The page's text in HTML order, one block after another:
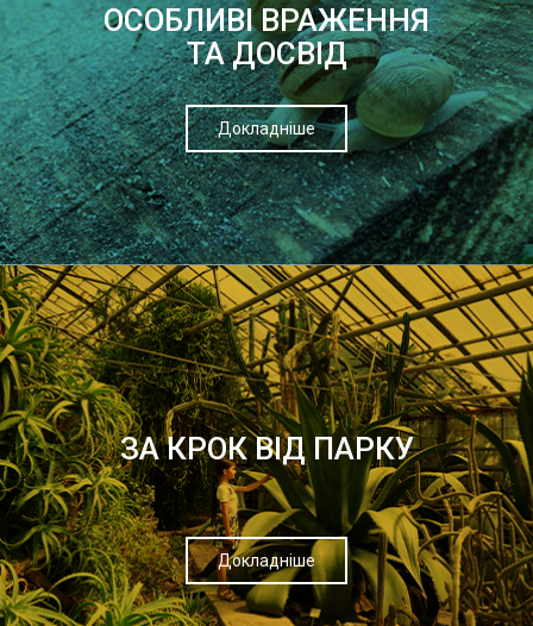
ОСОБЛИВІ ВРАЖЕННЯ
ТА ДОСВІД
Докладніше
ЗА КРОК ВІД ПАРКУ
Докладніше